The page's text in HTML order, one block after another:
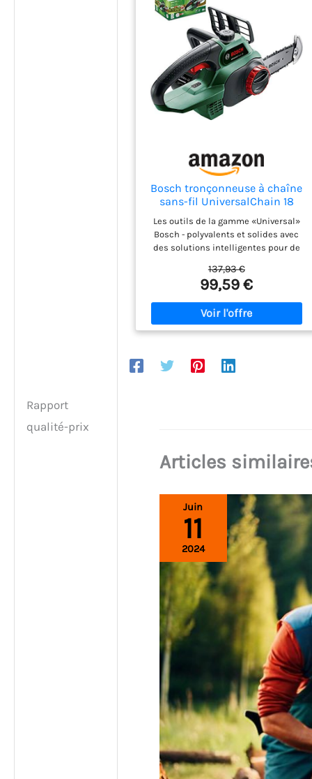
Rapport
qualité-prix
Bosch tronçonneuse à chaîne
sans-fil UniversalChain 18
sans batt./chargeur
Les outils de la gamme «Universal»
Bosch - polyvalents et solides avec
des solutions intelligentes pour de
sans-fil compacte UniversalChain 18
offre une prise en main parfaite grâce
à son faible poids Nouveau crochet de
butée permettant de réaliser
facilement des coupes nettes par en
Livré avec : UniversalChain 18, carton
137,93 €
99,59 €
Articles
Juin
11
2024